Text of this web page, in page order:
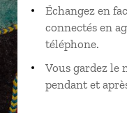
Échangez en
connectés en
téléphone.
Vous gardez le
pendant et